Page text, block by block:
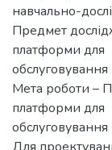
навчально-
Предмет
платформи для
Мета роботи –
платформи для